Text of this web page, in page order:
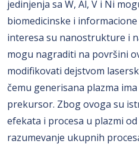
jedinjenja sa W, Al, V i Ni
biomedicinske i
interesa su nanostrukture i
mogu nagraditi na površini
modifikovati dejstvom
čemu generisana plazma
prekursor. Zbog ovoga su
efekata i procesa u plazmi
razumevanje ukupnih